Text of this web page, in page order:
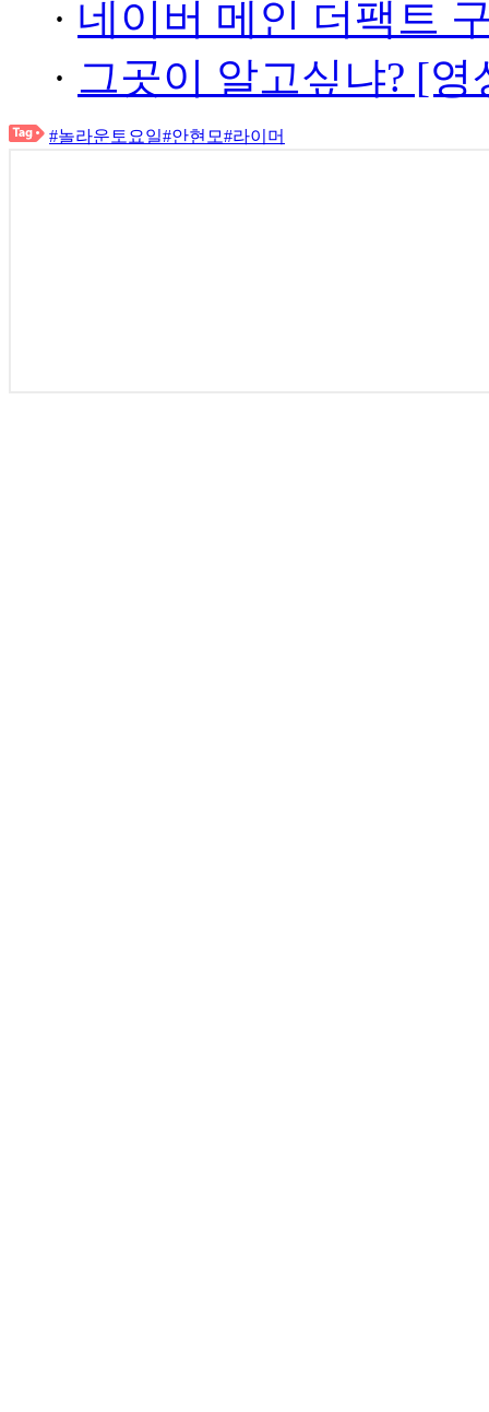
· 네이버 메인 더팩트
· 그곳이 알고싶냐? [
#놀라운토요일#안현모#라이머